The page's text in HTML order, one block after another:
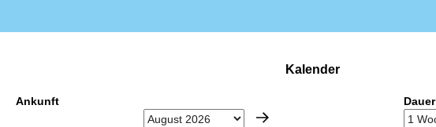
Kalender
Ankunft Dauer